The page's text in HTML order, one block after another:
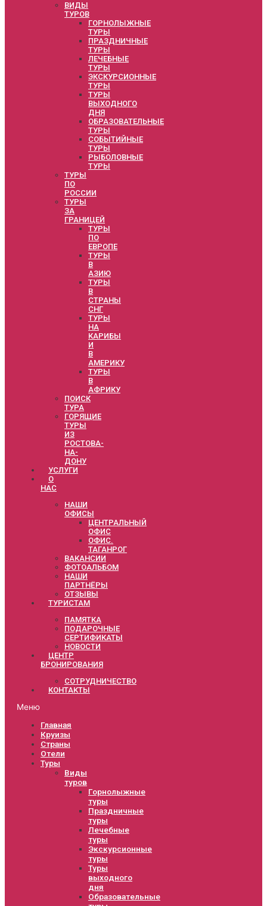
ВИДЫ
ТУРОВ
ГОРНОЛЫЖНЫЕ
ТУРЫ
ПРАЗДНИЧНЫЕ
ТУРЫ
ЛЕЧЕБНЫЕ
ТУРЫ
ЭКСКУРСИОННЫЕ
ТУРЫ
ТУРЫ
ВЫХОДНОГО
ДНЯ
ОБРАЗОВАТЕЛЬНЫЕ
ТУРЫ
СОБЫТИЙНЫЕ
ТУРЫ
РЫБОЛОВНЫЕ
ТУРЫ
ТУРЫ
ПО
РОССИИ
ТУРЫ
ЗА
ГРАНИЦЕЙ
ТУРЫ
ПО
ЕВРОПЕ
ТУРЫ
В
АЗИЮ
ТУРЫ
В
СТРАНЫ
СНГ
ТУРЫ
НА
КАРИБЫ
И
В
АМЕРИКУ
ТУРЫ
В
АФРИКУ
ПОИСК
ТУРА
ГОРЯЩИЕ
ТУРЫ
ИЗ
РОСТОВА-
НА-
ДОНУ
УСЛУГИ
О
НАС
НАШИ
ОФИСЫ
ЦЕНТРАЛЬНЫЙ
ОФИС
ОФИС.
ТАГАНРОГ
ВАКАНСИИ
ФОТОАЛЬБОМ
НАШИ
ПАРТНЁРЫ
ОТЗЫВЫ
ТУРИСТАМ
ПАМЯТКА
ПОДАРОЧНЫЕ
СЕРТИФИКАТЫ
НОВОСТИ
ЦЕНТР
БРОНИРОВАНИЯ
СОТРУДНИЧЕСТВО
КОНТАКТЫ
Меню
Главная
Круизы
Страны
Отели
Туры
Виды
туров
Горнолыжные
туры
Праздничные
туры
Лечебные
туры
Экскурсионные
туры
Туры
выходного
дня
Образовательные